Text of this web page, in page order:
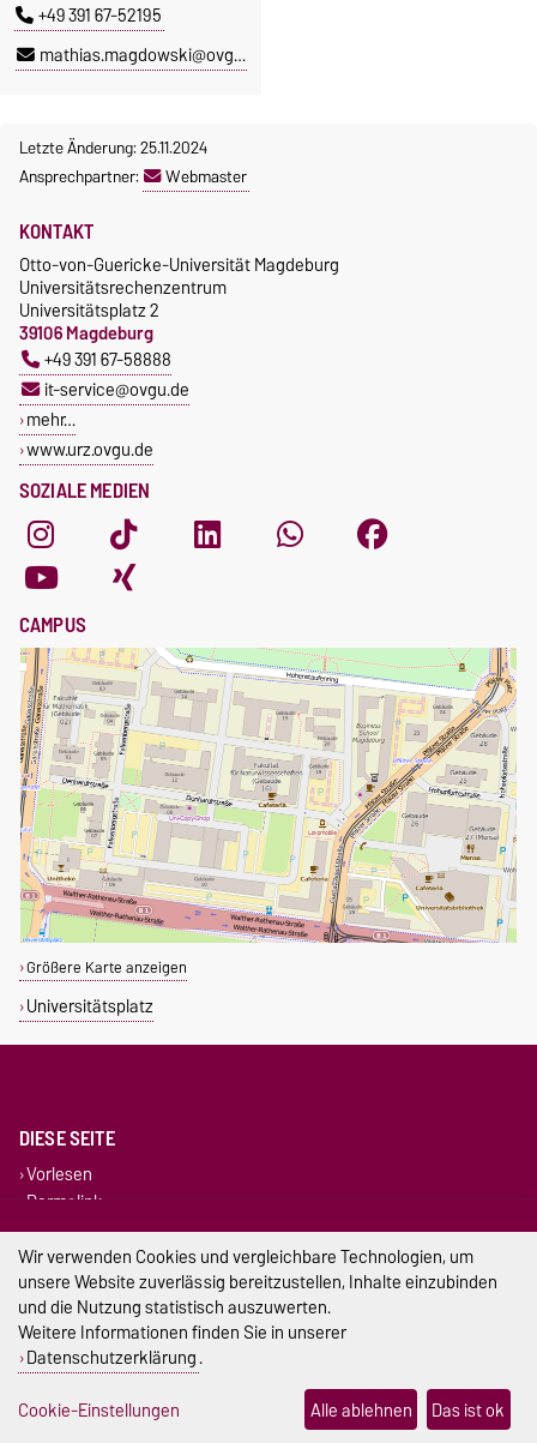
+49 391 67-52195
mathias.magdowski@ovgu.de
Letzte Änderung: 25.11.2024
Ansprechpartner:
Webmaster
SOZIALE MEDIEN
KONTAKT
Otto-von-Guericke-Universität Magdeburg
Universitätsrechenzentrum
Universitätsplatz 2
39106 Magdeburg
+49 391 67-58888
it-service@ovgu.de
mehr…
www.urz.ovgu.de
CAMPUS
Größere Karte anzeigen
Universitätsplatz
DIESE SEITE
Vorlesen
Permalink
Impressum
Datenschutz
Cookie-Einstellungen
Wir verwenden Cookies und vergleichbare Technologien, um
unsere Website zuverlässig bereitzustellen, Inhalte einzubinden
und die Nutzung statistisch auszuwerten.
Weitere Informationen finden Sie in unserer
Datenschutzerklärung.
Cookie-Einstellungen
Alle ablehnen Das ist ok